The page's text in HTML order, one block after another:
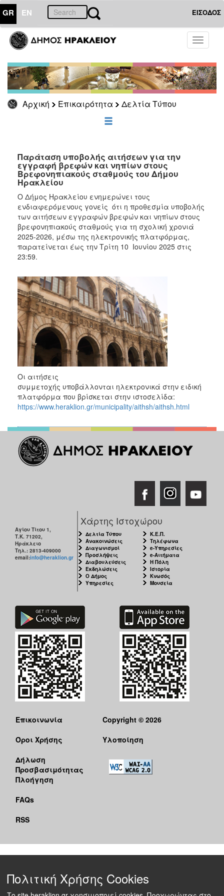
GR EN ΕΙΣΟΔΟΣ
Toggle
Αρχική Επικαιρότητα Δελτία Τύπου
ΕΠΙΚΑΙΡΟΤΗΤΑ
Τύπου
Αρχείο
ΕΠΙΣΚΕΠΤΗΣ
ΗΡΑΚΛΕΙΟ
Παράταση υποβολής αιτήσεων για την
εγγραφή βρεφών και νηπίων στους
Βρεφονηπιακούς σταθμούς του Δήμου
Ηρακλείου
Ο Δήμος Ηρακλείου ενημερώνει τους
ενδιαφερόμενους γονείς ότι η προθεσμία υποβολής
των αιτήσεων εγγραφών βρεφών και νηπίων στους
βρεφονηπιακούς σταθμούς για τη σχολική χρονιά
2025-2026, μέσω της ηλεκτρονικής πλατφόρμας,
παρατείνεται έως την Τρίτη 10 Ιουνίου 2025 στις
23:59.
Οι αιτήσεις
συμμετοχής υποβάλλονται ηλεκτρονικά στην ειδική
πλατφόρμα που βρίσκεται στην ιστοσελίδα:
https://www.heraklion.gr/municipality/aithsh/aithsh.html
Αγίου Τίτου 1,
Τ.Κ. 71202,
Ηράκλειο
Τηλ.: 2813-409000
email:info@heraklion.gr
Χάρτης Ιστοχώρου
Δελτία Τύπου
Ανακοινώσεις
Διαγωνισμοί
Προσλήψεις
Διαβουλεύσεις
Εκδηλώσεις
Ο Δήμος
Υπηρεσίες
Κ.Ε.Π.
Τηλέφωνα
e-Υπηρεσίες
e-Αιτήματα
Η Πόλη
Ιστορία
Κνωσός
Μουσεία
Επικοινωνία
Όροι Χρήσης
Δήλωση
Προσβασιμότητας
Πλοήγηση
FAQs
RSS
Copyright © 2026
Υλοποίηση
Πολιτική Χρήσης Cookies